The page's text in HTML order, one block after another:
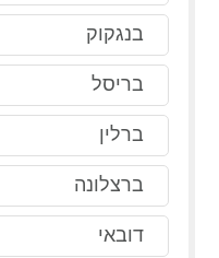
בנגקוק
בריסל
ברלין
ברצלונה
דובאי